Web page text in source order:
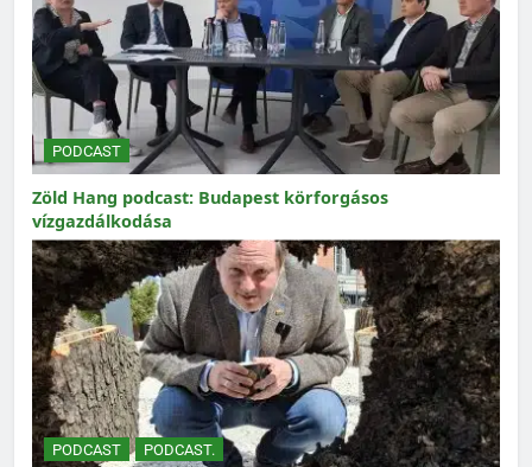
PODCAST
Zöld Hang podcast: Budapest körforgásos
vízgazdálkodása
PODCAST PODCAST.